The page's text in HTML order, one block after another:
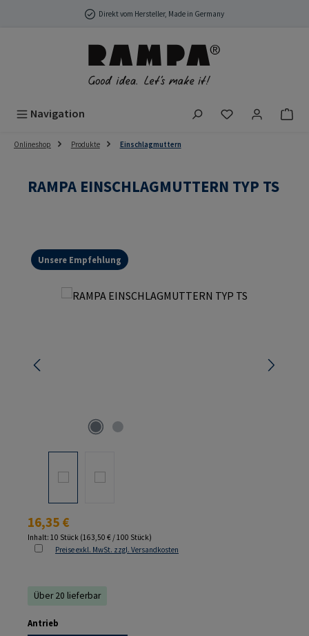
Zum Hauptinhalt springenDirekt vom Hersteller, Made in Germany
Navigation Du hast 0
Onlineshop Produkte Einschlagmuttern
RAMPA EINSCHLAGMUTTERN TYP TS
Unsere Empfehlung
Bildergalerie überspringen
Regulärer Preis:
16,35 €
Inhalt: 10 Stück (163,50 € / 100 Stück)
Preise exkl. MwSt. zzgl. Versandkosten
Über 20 lieferbar
Antrieb